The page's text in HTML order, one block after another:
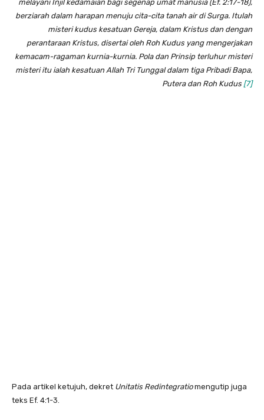
melayani Injil kedamaian bagi segenap umat manusia (Ef. 2:17-18),
berziarah dalam harapan menuju cita-cita tanah air di Surga. Itulah
misteri kudus kesatuan Gereja, dalam Kristus dan dengan
perantaraan Kristus, disertai oleh Roh Kudus yang mengerjakan
kemacam-ragaman kurnia-kurnia. Pola dan Prinsip terluhur misteri
misteri itu ialah kesatuan Allah Tri Tunggal dalam tiga Pribadi Bapa,
Putera dan Roh Kudus [7]
Pada artikel ketujuh, dekret Unitatis Redintegratiomengutip juga
teks Ef. 4:1-3.